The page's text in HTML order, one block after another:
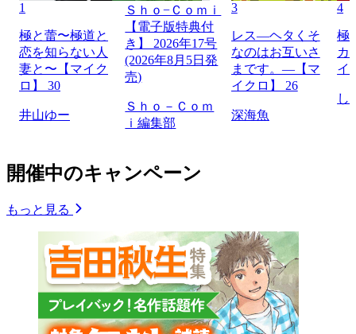
1
極と蕾〜極道と
恋を知らない人
妻と〜【マイク
ロ】 30
井山ゆー
Ｓｈｏ−Ｃｏｍｉ
【電子版特典付
き】 2026年17号
(2026年8月5日発
売)
Ｓｈｏ－Ｃｏｍ
ｉ編集部
3
レス―ヘタくそ
なのはお互いさ
まです。―【マ
イクロ】 26
深海魚
4
極
カ
イ
し
開催中のキャンペーン
もっと見る